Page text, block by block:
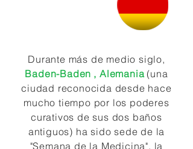
Durante más de medio siglo,
Baden-Baden , Alemania (una
ciudad reconocida desde hace
mucho tiempo por los poderes
curativos de sus dos baños
antiguos) ha sido sede de la
"Semana de la Medicina", la